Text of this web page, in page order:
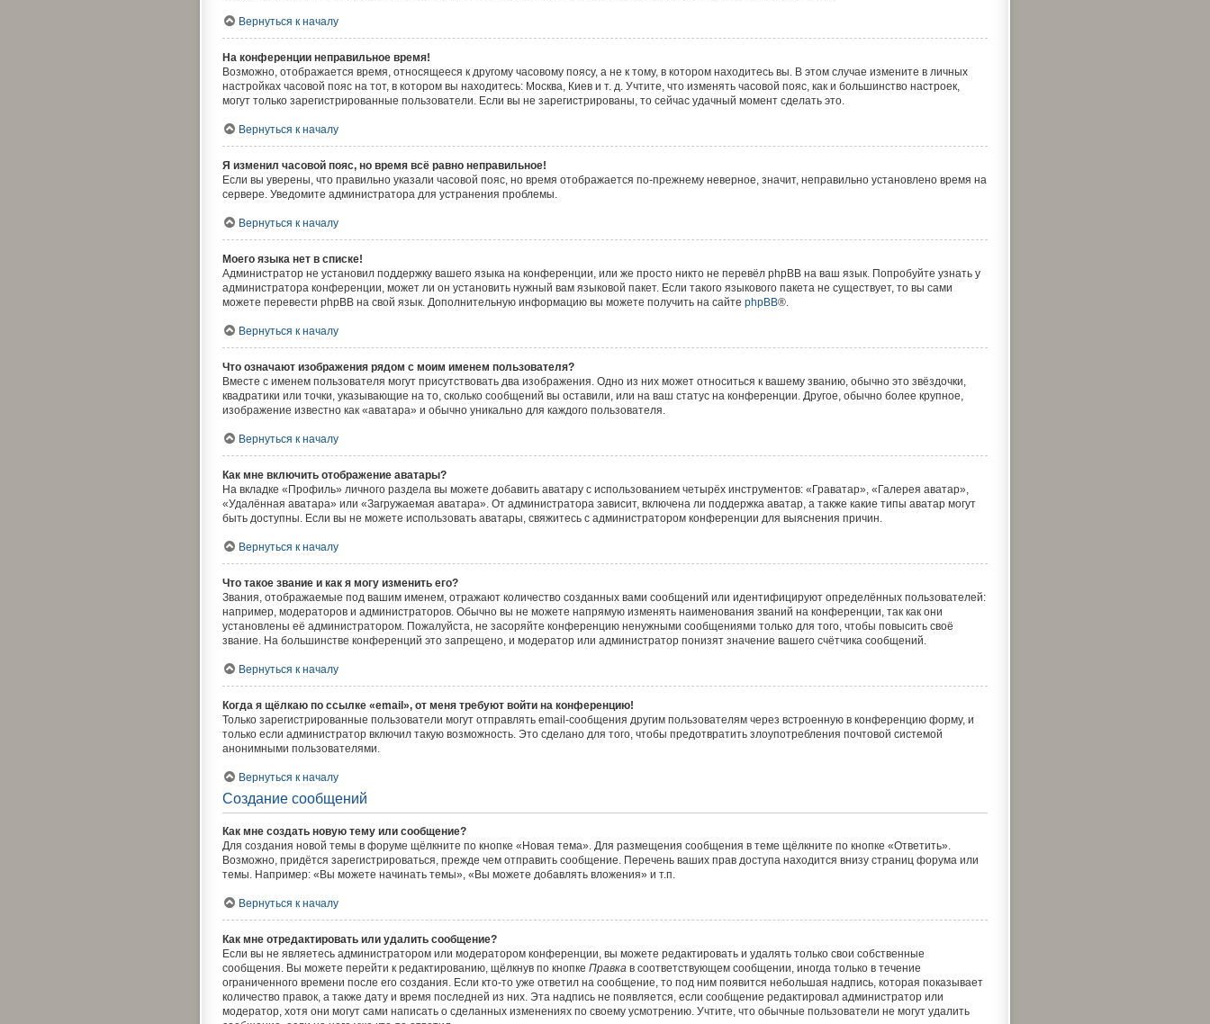
Вернуться к началу
На конференции неправильное время!
Возможно, отображается время, относящееся к другому часовому поясу, а не к тому, в котором находитесь вы. В этом случае измените в личных
настройках часовой пояс на тот, в котором вы находитесь: Москва, Киев и т. д. Учтите, что изменять часовой пояс, как и большинство настроек,
могут только зарегистрированные пользователи. Если вы не зарегистрированы, то сейчас удачный момент сделать это.
Вернуться к началу
Я изменил часовой пояс, но время всё равно неправильное!
Если вы уверены, что правильно указали часовой пояс, но время отображается по-прежнему неверное, значит, неправильно установлено время на
сервере. Уведомите администратора для устранения проблемы.
Вернуться к началу
Моего языка нет в списке!
Администратор не установил поддержку вашего языка на конференции, или же просто никто не перевёл phpBB на ваш язык. Попробуйте узнать у
администратора конференции, может ли он установить нужный вам языковой пакет. Если такого языкового пакета не существует, то вы сами
можете перевести phpBB на свой язык. Дополнительную информацию вы можете получить на сайте phpBB®.
Вернуться к началу
Что означают изображения рядом с моим именем пользователя?
Вместе с именем пользователя могут присутствовать два изображения. Одно из них может относиться к вашему званию, обычно это звёздочки,
квадратики или точки, указывающие на то, сколько сообщений вы оставили, или на ваш статус на конференции. Другое, обычно более крупное,
изображение известно как «аватара» и обычно уникально для каждого пользователя.
Вернуться к началу
Как мне включить отображение аватары?
На вкладке «Профиль» личного раздела вы можете добавить аватару с использованием четырёх инструментов: «Граватар», «Галерея аватар»,
«Удалённая аватара» или «Загружаемая аватара». От администратора зависит, включена ли поддержка аватар, а также какие типы аватар могут
быть доступны. Если вы не можете использовать аватары, свяжитесь с администратором конференции для выяснения причин.
Вернуться к началу
Что такое звание и как я могу изменить его?
Звания, отображаемые под вашим именем, отражают количество созданных вами сообщений или идентифицируют определённых пользователей:
например, модераторов и администраторов. Обычно вы не можете напрямую изменять наименования званий на конференции, так как они
установлены её администратором. Пожалуйста, не засоряйте конференцию ненужными сообщениями только для того, чтобы повысить своё
звание. На большинстве конференций это запрещено, и модератор или администратор понизят значение вашего счётчика сообщений.
Вернуться к началу
Когда я щёлкаю по ссылке «email», от меня требуют войти на конференцию!
Только зарегистрированные пользователи могут отправлять email-сообщения другим пользователям через встроенную в конференцию форму, и
только если администратор включил такую возможность. Это сделано для того, чтобы предотвратить злоупотребления почтовой системой
анонимными пользователями.
Вернуться к началу
Создание сообщений
Как мне создать новую тему или сообщение?
Для создания новой темы в форуме щёлкните по кнопке «Новая тема». Для размещения сообщения в теме щёлкните по кнопке «Ответить».
Возможно, придётся зарегистрироваться, прежде чем отправить сообщение. Перечень ваших прав доступа находится внизу страниц форума или
темы. Например: «Вы можете начинать темы», «Вы можете добавлять вложения» и т.п.
Вернуться к началу
Как мне отредактировать или удалить сообщение?
Если вы не являетесь администратором или модератором конференции, вы можете редактировать и удалять только свои собственные
сообщения. Вы можете перейти к редактированию, щёлкнув по кнопке Правка в соответствующем сообщении, иногда только в течение
ограниченного времени после его создания. Если кто-то уже ответил на сообщение, то под ним появится небольшая надпись, которая показывает
количество правок, а также дату и время последней из них. Эта надпись не появляется, если сообщение редактировал администратор или
модератор, хотя они могут сами написать о сделанных изменениях по своему усмотрению. Учтите, что обычные пользователи не могут удалить